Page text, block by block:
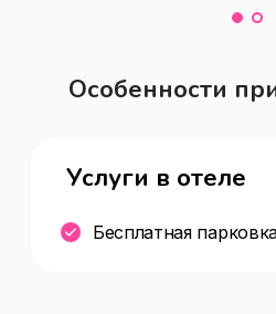
Особенности
Услуги в отеле
Бесплатная